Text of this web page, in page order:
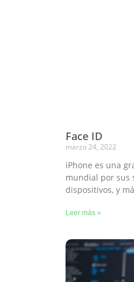
Face ID
marzo 24, 2022
iPhone es una
mundial por sus
dispositivos, y
Leer más »